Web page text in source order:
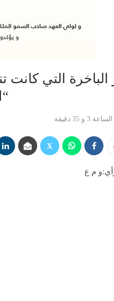
التي كانت
م ع